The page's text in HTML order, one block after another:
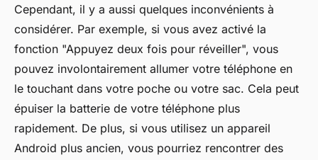
Cependant, il y a aussi quelques inconvénients à
considérer. Par exemple, si vous avez activé la
fonction "Appuyez deux fois pour réveiller", vous
pouvez involontairement allumer votre téléphone en
le touchant dans votre poche ou votre sac. Cela peut
épuiser la batterie de votre téléphone plus
rapidement. De plus, si vous utilisez un appareil
Android plus ancien, vous pourriez rencontrer des